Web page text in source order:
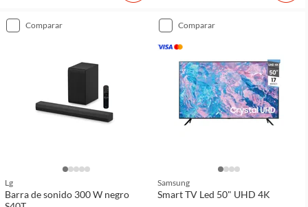
comparar
Lg
Barra de sonido 300 W negro
comparar
Samsung
Smart TV Led 50" UHD 4K